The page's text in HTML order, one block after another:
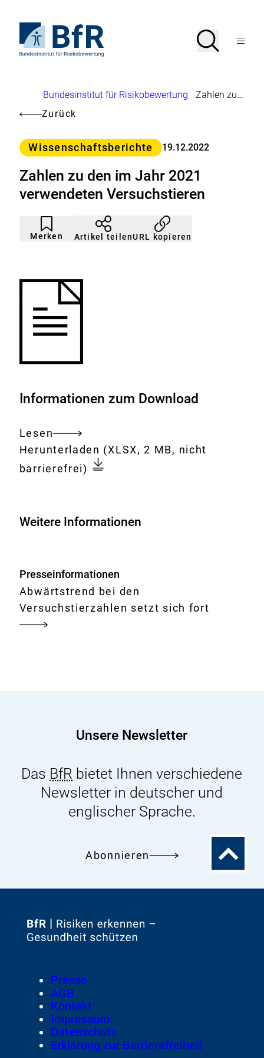
Seiteninhalt
springenStartseite
von
Suche
SucheMenü
Brotkrumennavigation
Bundesinstitut für Risikobewertung
Zahlen zu den im Jahr 2021 verwendeten Versuchstieren
Zurück
Kategorie
Wissenschaftsberichte 19.12.2022
Zahlen zu den im Jahr 2021
verwendeten Versuchstieren
Merken
Artikel
nicht
gemerkt
Durch
Klicken
der
Artikel teilenURL kopieren
Informationen zum Download
Lesen
Gesamtes
Dokument
Download:
Herunterladen Zahlen
zu
Jahr
(XLSX, 2 MB, nicht
barrierefrei)
Weitere Informationen
Presseinformationen
Abwärtstrend bei den
Versuchstierzahlen setzt sich fort
Unsere Newsletter
Das BfR bietet Ihnen verschiedene
Newsletter in deutscher und
englischer Sprache.
Abonnieren
Zum
Zur
Footer
Meta-
Navigation
Presse
AGB
Kontakt
Impressum
Datenschutz
Erklärung zur Barrierefreiheit